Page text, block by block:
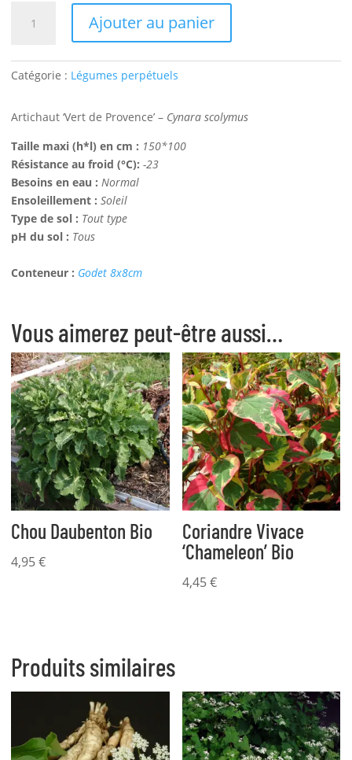
'Vert
de
Bio
Ajouter au panier
Catégorie : Légumes perpétuels
Artichaut ‘Vert de Provence’ – Cynara scolymus
Taille maxi (h*l) en cm : 150*100
Résistance au froid (°C):-23
Besoins en eau : Normal
Ensoleillement :Soleil
Type de sol : Tout type
pH du sol : Tous
Conteneur : Godet 8x8cm
Vous aimerez peut-être aussi…
Chou Daubenton Bio
4,95€
Coriandre Vivace
‘Chameleon’ Bio
4,45€
Produits similaires